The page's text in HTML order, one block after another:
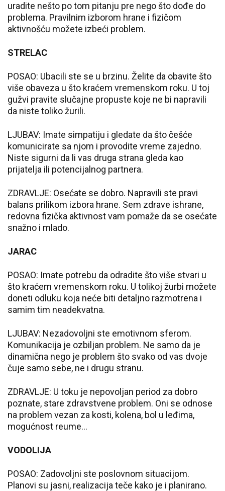
uradite nešto po tom pitanju pre nego što dođe do
problema. Pravilnim izborom hrane i fizičom
aktivnošću možete izbeći problem.
STRELAC
POSAO: Ubacili ste se u brzinu. Želite da obavite što
više obaveza u što kraćem vremenskom roku. U toj
gužvi pravite slučajne propuste koje ne bi napravili
da niste toliko žurili.
LJUBAV: Imate simpatiju i gledate da što češće
komunicirate sa njom i provodite vreme zajedno.
Niste sigurni da li vas druga strana gleda kao
prijatelja ili potencijalnog partnera.
ZDRAVLJE: Osećate se dobro. Napravili ste pravi
balans prilikom izbora hrane. Sem zdrave ishrane,
redovna fizička aktivnost vam pomaže da se osećate
snažno i mlado.
JARAC
POSAO: Imate potrebu da odradite što više stvari u
što kraćem vremenskom roku. U tolikoj žurbi možete
doneti odluku koja neće biti detaljno razmotrena i
samim tim neadekvatna.
LJUBAV: Nezadovoljni ste emotivnom sferom.
Komunikacija je ozbiljan problem. Ne samo da je
dinamična nego je problem što svako od vas dvoje
čuje samo sebe, ne i drugu stranu.
ZDRAVLJE: U toku je nepovoljan period za dobro
poznate, stare zdravstvene problem. Oni se odnose
na problem vezan za kosti, kolena, bol u leđima,
mogućnost reume...
VODOLIJA
POSAO: Zadovoljni ste poslovnom situacijom.
Planovi su jasni, realizacija teče kako je i planirano.